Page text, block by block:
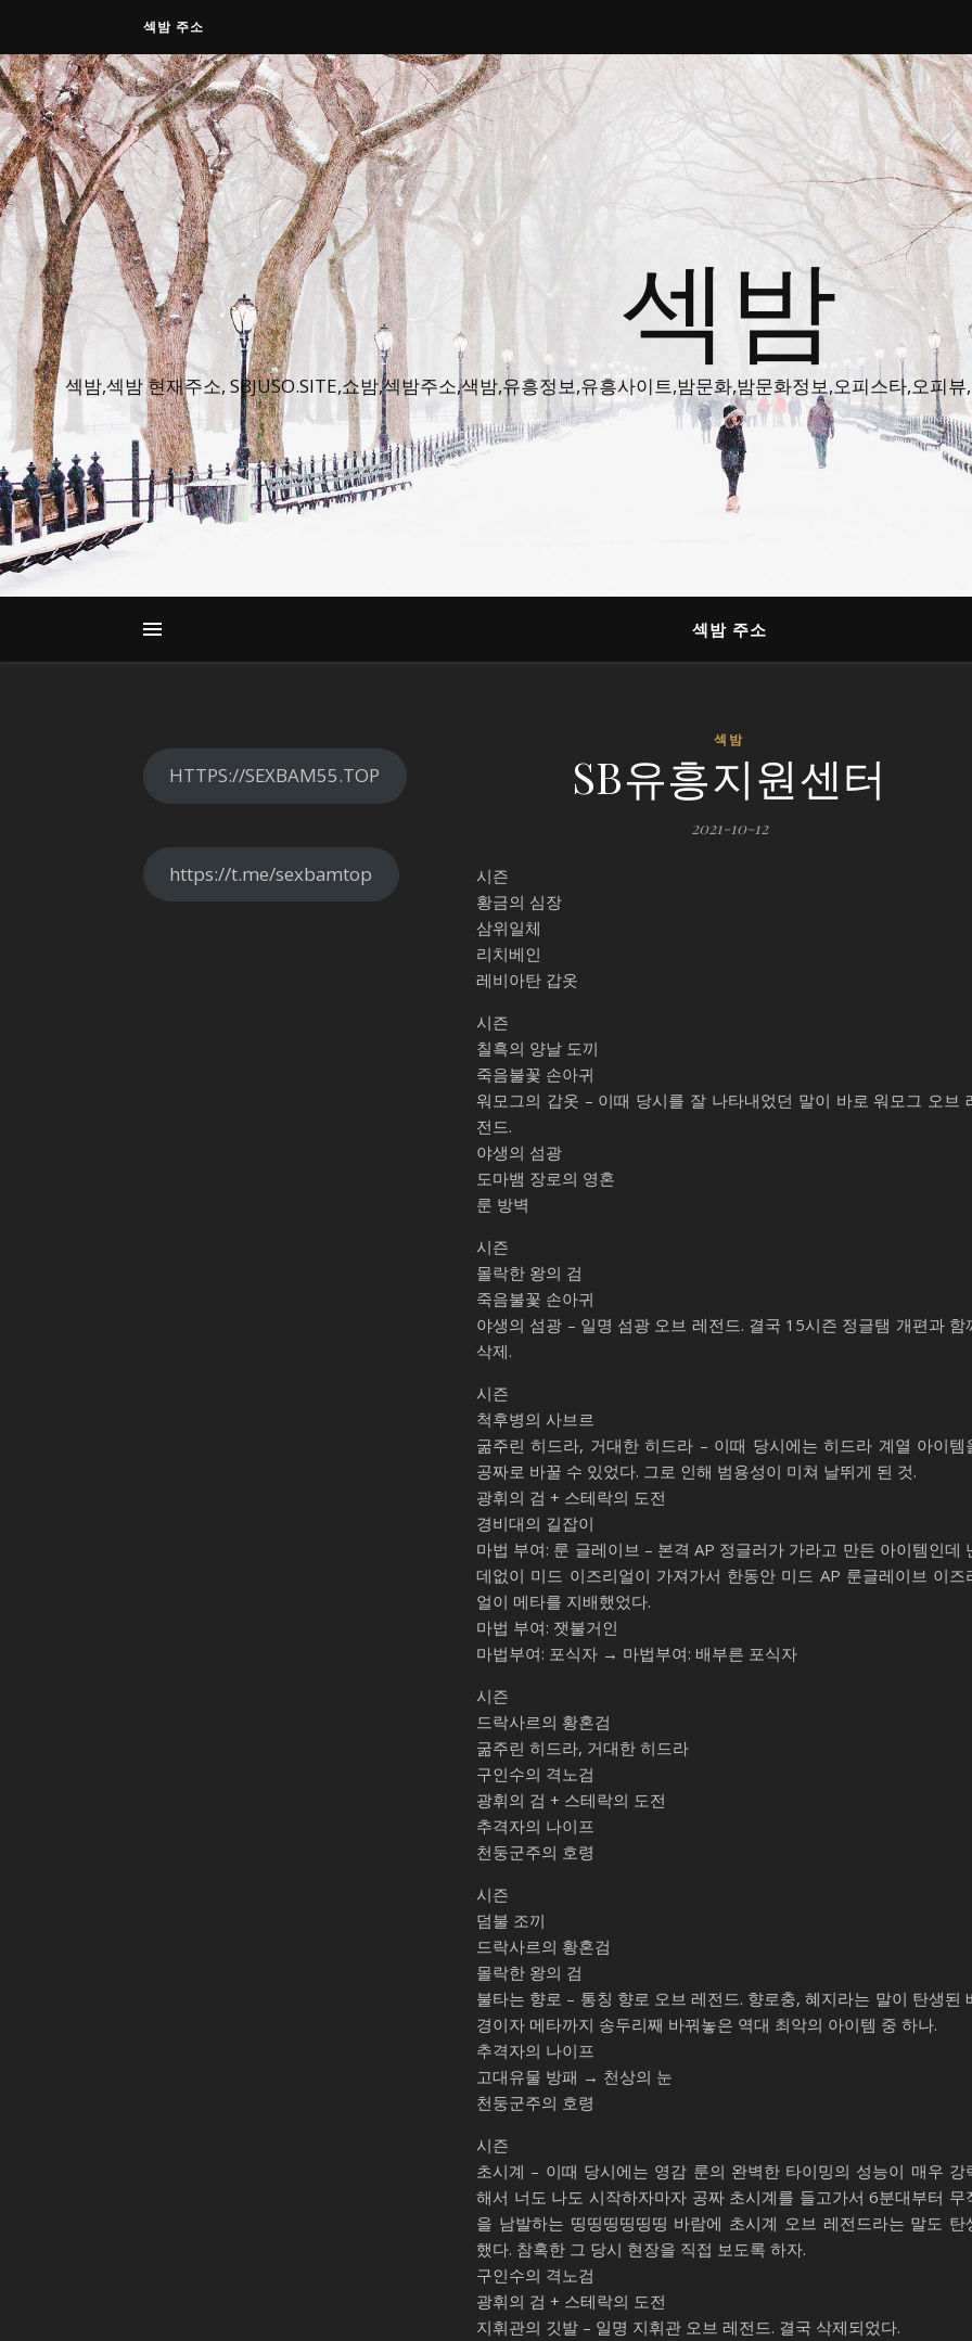
섹밤 주소
섹밤
섹밤,섹밤 현재주소, SBJUSO.SITE,쇼밤,섹밤주소,색밤,유흥정보,유흥사이트,밤문화,밤문화정보,오피스타,오피
섹밤 주소
HTTPS://SEXBAM55.TOP
https://t.me/sexbamtop
섹밤
SB유흥지원센터
2021-10-12
시즌
황금의 심장
삼위일체
리치베인
레비아탄 갑옷
시즌
칠흑의 양날 도끼
죽음불꽃 손아귀
워모그의 갑옷 – 이때 당시를 잘 나타내었던 말이 바로 워모그 오브
전드.
야생의 섬광
도마뱀 장로의 영혼
룬 방벽
시즌
몰락한 왕의 검
죽음불꽃 손아귀
야생의 섬광 – 일명 섬광 오브 레전드. 결국 15시즌 정글탬 개편과 함
삭제.
시즌
척후병의 사브르
굶주린 히드라, 거대한 히드라 – 이때 당시에는 히드라 계열 아이템
공짜로 바꿀 수 있었다. 그로 인해 범용성이 미쳐 날뛰게 된 것.
광휘의 검 + 스테락의 도전
경비대의 길잡이
마법 부여: 룬 글레이브 – 본격 AP 정글러가 가라고 만든 아이템인데
데없이 미드 이즈리얼이 가져가서 한동안 미드 AP 룬글레이브 이즈
얼이 메타를 지배했었다.
마법 부여: 잿불거인
마법부여: 포식자 → 마법부여: 배부른 포식자
시즌
드락사르의 황혼검
굶주린 히드라, 거대한 히드라
구인수의 격노검
광휘의 검 + 스테락의 도전
추격자의 나이프
천둥군주의 호령
시즌
덤불 조끼
드락사르의 황혼검
몰락한 왕의 검
불타는 향로 – 통칭 향로 오브 레전드. 향로충, 혜지라는 말이 탄생된
경이자 메타까지 송두리째 바꿔놓은 역대 최악의 아이템 중 하나.
추격자의 나이프
고대유물 방패 → 천상의 눈
천둥군주의 호령
시즌
초시계 – 이때 당시에는 영감 룬의 완벽한 타이밍의 성능이 매우 강
해서 너도 나도 시작하자마자 공짜 초시계를 들고가서 6분대부터 무
을 남발하는 띵띵띵띵띵띵 바람에 초시계 오브 레전드라는 말도 탄
했다. 참혹한 그 당시 현장을 직접 보도록 하자.
구인수의 격노검
광휘의 검 + 스테락의 도전
지휘관의 깃발 – 일명 지휘관 오브 레전드. 결국 삭제되었다.